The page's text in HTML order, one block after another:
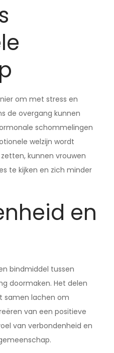
om met stress en
de overgang kunnen
schommelingen
welzijn wordt
kunnen vrouwen
te kijken en zich minder
en
bindmiddel tussen
doormaken. Het delen
samen lachen om
van een positieve
van verbondenheid en